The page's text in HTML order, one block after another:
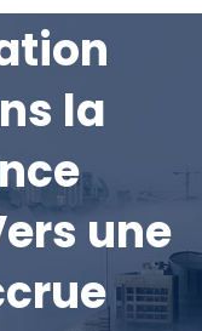
la
une